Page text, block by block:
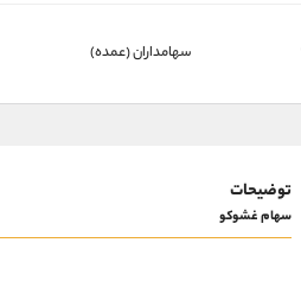
سهامداران (عمده)
توضیحات
سهام غشوکو